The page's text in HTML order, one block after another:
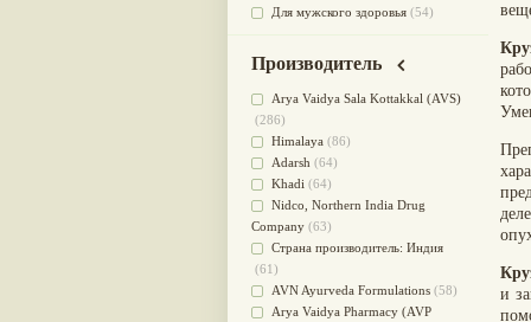
и
Для мужского здоровья (54)
применения
(51)
Для приготовления пищи(49)
от инфекций мочеполовой
системы(49)
Для стабилизации деятельности
ЦНС(47)
для суставов(47)
Лечит опухоли и отеки
Для медитации(44)
выводит токсины
Для здоровья печени(41)
Для тела(39)
Производитель
Arya Vaidya Sala Kottakkal (AVS)
(286)
Himalaya (86)
Adarsh (64)
Khadi (64)
Nidсo, Northern India Drug
Company (63)
Страна производитель: Индия
(61)
AVN Ayurveda Formulations (58)
Arya Vaidya Pharmacy (AVP